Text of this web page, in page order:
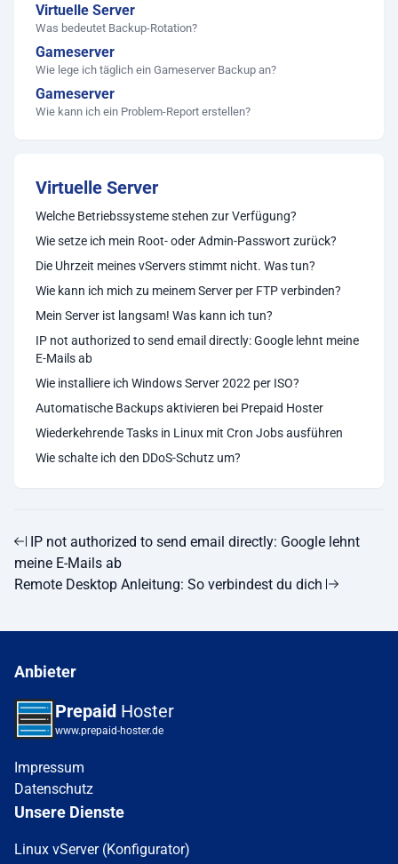
Virtuelle Server
Was bedeutet Backup-Rotation?
Gameserver
Wie lege ich täglich ein Gameserver Backup an?
Gameserver
Wie kann ich ein Problem-Report erstellen?
Virtuelle Server
Welche Betriebssysteme stehen zur Verfügung?
Wie setze ich mein Root- oder Admin-Passwort zurück?
Die Uhrzeit meines vServers stimmt nicht. Was tun?
Wie kann ich mich zu meinem Server per FTP verbinden?
Mein Server ist langsam! Was kann ich tun?
IP not authorized to send email directly: Google lehnt meine
E-Mails ab
Wie installiere ich Windows Server 2022 per ISO?
Automatische Backups aktivieren bei Prepaid Hoster
Wiederkehrende Tasks in Linux mit Cron Jobs ausführen
Wie schalte ich den DDoS-Schutz um?
IP not authorized to send email directly: Google lehnt
meine E-Mails ab
Remote Desktop Anleitung: So verbindest du dich
Anbieter
Prepaid Hoster
www.prepaid-hoster.de
Impressum
Datenschutz
Unsere Dienste
Linux vServer (Konfigurator)